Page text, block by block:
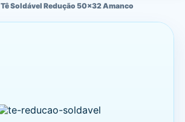
Tê Soldável Redução 50x32 Amanco